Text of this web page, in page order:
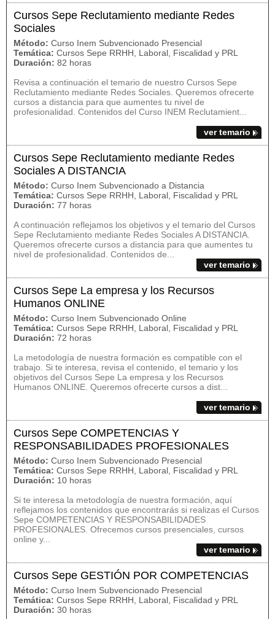
Cursos Sepe Reclutamiento mediante Redes
Sociales
Método: Curso Inem Subvencionado Presencial
Temática: Cursos Sepe RRHH, Laboral, Fiscalidad y PRL
Duración: 82 horas
Revisa a continuación el temario de nuestro Cursos Sepe
Reclutamiento mediante Redes Sociales. Queremos ofrecerte
cursos a distancia para que aumentes tu nivel de
profesionalidad. Contenidos del Curso INEM Reclutamient...
ver temario
Cursos Sepe Reclutamiento mediante Redes
Sociales A DISTANCIA
Método: Curso Inem Subvencionado a Distancia
Temática: Cursos Sepe RRHH, Laboral, Fiscalidad y PRL
Duración: 77 horas
A continuación reflejamos los objetivos y el temario del Cursos
Sepe Reclutamiento mediante Redes Sociales A DISTANCIA.
Queremos ofrecerte cursos a distancia para que aumentes tu
nivel de profesionalidad. Contenidos de...
ver temario
Cursos Sepe La empresa y los Recursos
Humanos ONLINE
Método: Curso Inem Subvencionado Online
Temática: Cursos Sepe RRHH, Laboral, Fiscalidad y PRL
Duración: 72 horas
La metodología de nuestra formación es compatible con el
trabajo. Si te interesa, revisa el contenido, el temario y los
objetivos del Cursos Sepe La empresa y los Recursos
Humanos ONLINE. Queremos ofrecerte cursos a dist...
ver temario
Cursos Sepe COMPETENCIAS Y
RESPONSABILIDADES PROFESIONALES
Método: Curso Inem Subvencionado Presencial
Temática: Cursos Sepe RRHH, Laboral, Fiscalidad y PRL
Duración: 10 horas
Si te interesa la metodología de nuestra formación, aquí
reflejamos los contenidos que encontrarás si realizas el Cursos
Sepe COMPETENCIAS Y RESPONSABILIDADES
PROFESIONALES. Ofrecemos cursos presenciales, cursos
online y...
ver temario
Cursos Sepe GESTIÓN POR COMPETENCIAS
Método: Curso Inem Subvencionado Presencial
Temática: Cursos Sepe RRHH, Laboral, Fiscalidad y PRL
Duración: 30 horas